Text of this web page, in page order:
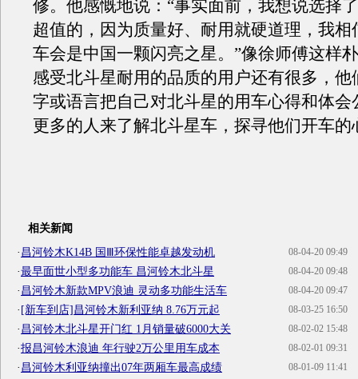
修。他感慨地说：“事实面前，我想说选择
超值的，因为质量好、耐用就硬道理，我相
车会是中国一颗闪亮之星。”像徐师傅这样
感受北斗星耐用的品质的用户还有很多，他
字或语言把自己对北斗星的用车心得和体会
更多的人来了解北斗星车，探寻他们开车的
相关新闻
08-04-20 09:49
·昌河铃木K14B 国Ⅲ环保性能卓越发动机
08-04-20 09:48
·最早面世小型多功能车 昌河铃木北斗星
08-04-20 09:47
·昌河铃木新款MPV浪迪 灵动多功能生活车
08-03-25 16:50
·[新车到店]昌河铃木新利亚纳 8.76万元起
08-02-02 15:48
·昌河铃木北斗星开门红 1月销量破6000大关
08-02-01 09:31
·报昌河铃木浪迪 年行驶2万公里用车成本
08-01-09 11:41
·昌河铃木利亚纳撞出07年两厢车最高成绩